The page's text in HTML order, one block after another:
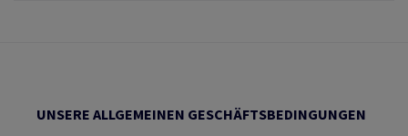
UNSERE ALLGEMEINEN GESCHÄFTSBEDINGUNGEN